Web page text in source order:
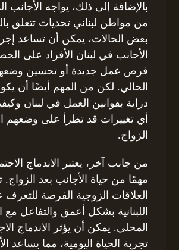
بالإضافة إلى ذلك، يواجه الأجانب
من مواطن لبناني تحديات تتعلق
بعض الحالات، يمكن أن تساعد
الأجانب في لبنان الأفراد على
فرص عمل جديدة أو تحسين
الحالي. لكن من المهم أيضًا أن
دراية بقوانين العمل في لبنان
أي تغييرات قد تطرأ على وضعهم
الزواج.
من جانب آخر، يعتبر الاندماج
مهمًا من حياة الأجانب بعد الزواج.
العلاقات الزوجية الفرصة للتعرف
اللبنانية بشكل أعمق والتفاعل مع
المحلي. يمكن أن يؤثر الاندماج
تجربة الحياة اليومية، مما يساعد